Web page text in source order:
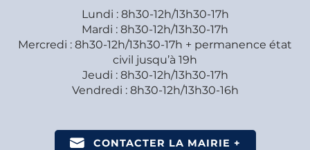
Lundi : 8h30-12h/13h30-17h
Mardi : 8h30-12h/13h30-17h
Mercredi : 8h30-12h/13h30-17h + permanence état
civil jusqu’à 19h
Jeudi : 8h30-12h/13h30-17h
Vendredi : 8h30-12h/13h30-16h
CONTACTER LA MAIRIE +